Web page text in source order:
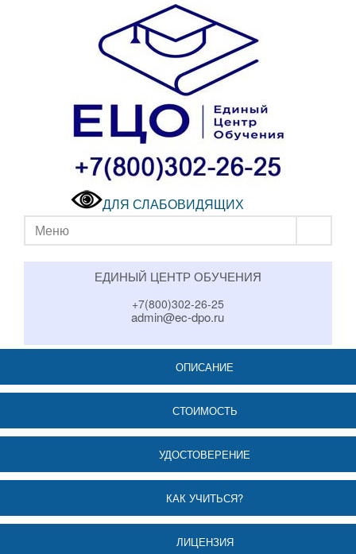
ДЛЯ СЛАБОВИДЯЩИХ
Меню
ЕДИНЫЙ ЦЕНТР ОБУЧЕНИЯ
+7(800)302-26-25
admin@ec-dpo.ru
ОПИСАНИЕ
СТОИМОСТЬ
УДОСТОВЕРЕНИЕ
КАК УЧИТЬСЯ?
ЛИЦЕНЗИЯ